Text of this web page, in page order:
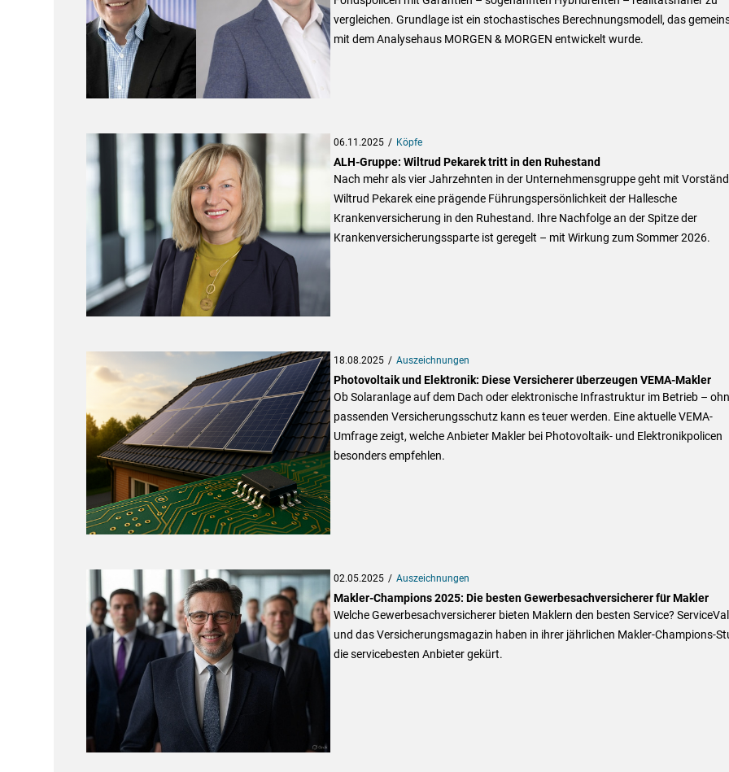
vergleichen. Grundlage ist ein stochastisches Berechnungsmodell, das
mit dem Analysehaus MORGEN & MORGEN entwickelt wurde.
06.11.2025 Köpfe
ALH-Gruppe: Wiltrud Pekarek tritt in den Ruhestand
Nach mehr als vier Jahrzehnten in der Unternehmensgruppe geht mit
Wiltrud Pekarek eine prägende Führungspersönlichkeit der Hallesche
Krankenversicherung in den Ruhestand. Ihre Nachfolge an der Spitze der
Krankenversicherungssparte ist geregelt – mit Wirkung zum Sommer 2026.
18.08.2025 Auszeichnungen
Photovoltaik und Elektronik: Diese Versicherer überzeugen VEMA-Makler
Ob Solaranlage auf dem Dach oder elektronische Infrastruktur im Betrieb –
passenden Versicherungsschutz kann es teuer werden. Eine aktuelle VEMA-
Umfrage zeigt, welche Anbieter Makler bei Photovoltaik- und Elektronikpolicen
besonders empfehlen.
02.05.2025 Auszeichnungen
Makler-Champions 2025: Die besten Gewerbesachversicherer für Makler
Welche Gewerbesachversicherer bieten Maklern den besten Service?
und das Versicherungsmagazin haben in ihrer jährlichen Makler-Champions-
die servicebesten Anbieter gekürt.